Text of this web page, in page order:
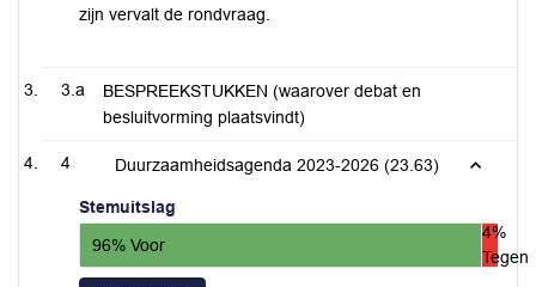
zijn vervalt de rondvraag.
3.a
BESPREEKSTUKKEN (waarover debat en
besluitvorming plaatsvindt)
4 Duurzaamheidsagenda 2023-2026 (23.63)
Stemuitslag
96% Voor
4%
Tegen